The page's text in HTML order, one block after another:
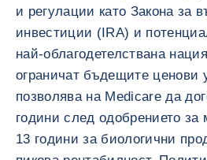
и регулации като Закона за
инвестиции (IRA) и
най-облагодетелствана
ограничат бъдещите ценови
позволява на Medicare да
години след одобрението
13 години за биологични